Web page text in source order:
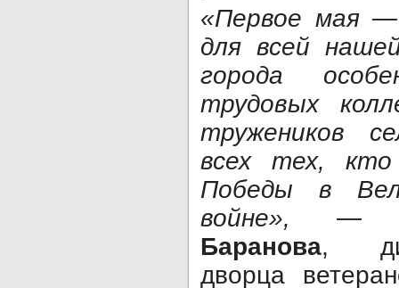
«Первое мая —
для всей
города
трудовых
тружеников
всех тех, кто
Победы в
войне», —
Баранова,
дворца